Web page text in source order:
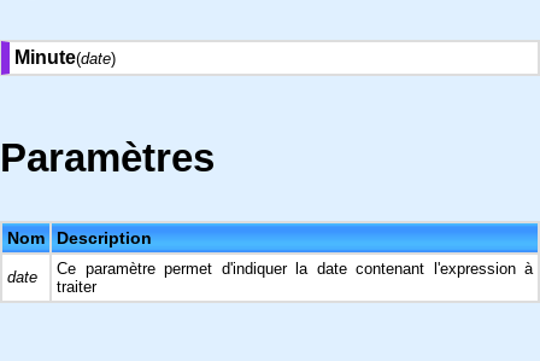
Minute(date)
Paramètres
Nom Description
date
Ce paramètre permet d'indiquer la date contenant l'expression à
traiter